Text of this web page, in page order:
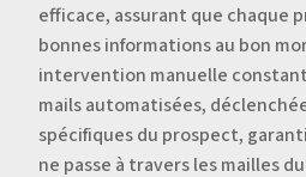
efficace, assurant que chaque
bonnes informations au bon
intervention manuelle
mails automatisées,
spécifiques du prospect,
ne passe à travers les mailles